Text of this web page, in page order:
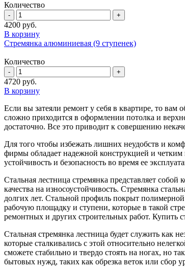
Количество
4200 руб.
В корзину
Стремянка алюминиевая (9 ступенек)
Количество
4720 руб.
В корзину
Если вы затеяли ремонт у себя в квартире, то вам
сложно приходится в оформлении потолка и
достаточно. Все это приводит к совершению
Для того чтобы избежать лишних неудобств и
фирмы обладает надежной конструкцией и четким
устойчивость и безопасность во время ее
Стальная лестница стремянка представляет
качества на износоустойчивость. Стремянка
долгих лет. Стальной профиль покрыт полимерной
рабочую площадку и ступени, которые в такой
ремонтных и других строительных работ. Купить
Стальная стремянка лестница будет служить как
которые сталкивались с этой относительно
сможете стабильно и твердо стоять на ногах, но
бытовых нужд, таких как обрезка веток или сбор